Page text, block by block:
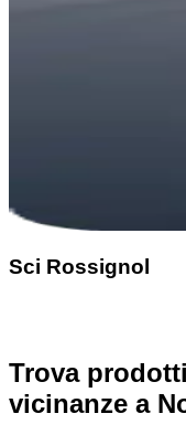
Sci Rossignol
Trova
vicinanze a